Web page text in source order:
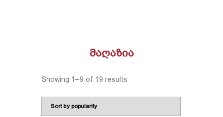
ᲛᲐᲦᲐᲖᲘᲐ
Showing 1–9 of 19 results